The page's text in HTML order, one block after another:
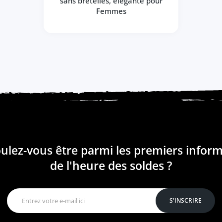
Femmes
vous être parmi les premiers
de l'heure des soldes ?
S'INSCRIRE